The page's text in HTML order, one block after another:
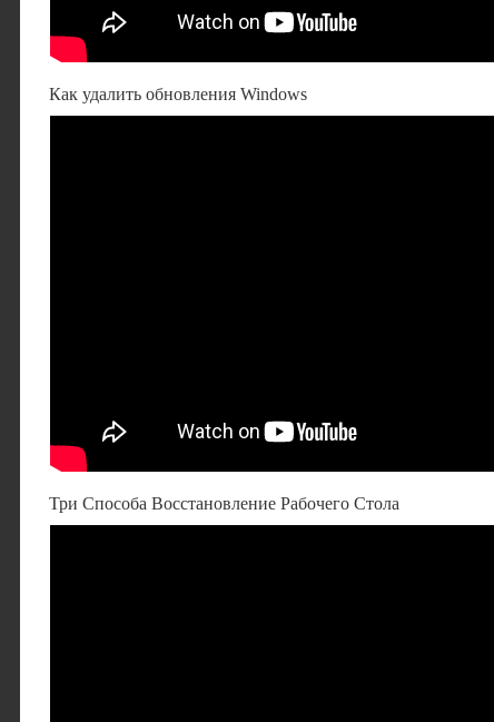
Как удалить обновления Windows
Три Способа Восстановление Рабочего Стола